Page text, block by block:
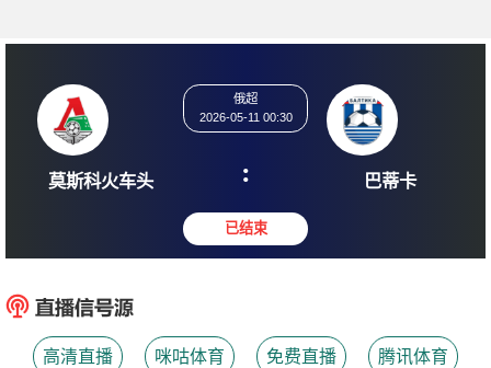
:
高清直播 咪咕体育 免费直播 腾讯体育